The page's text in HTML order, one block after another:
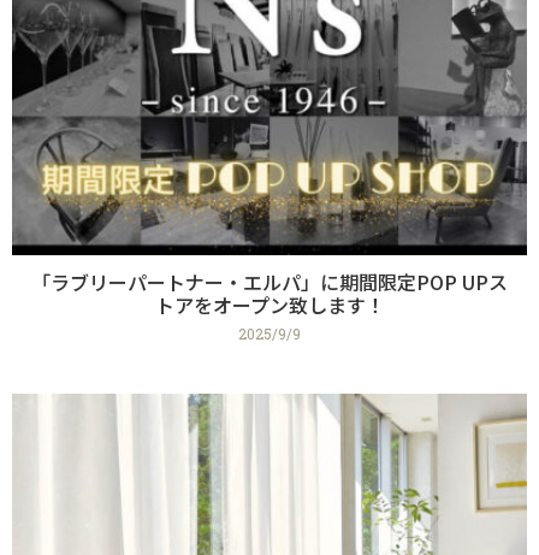
「ラブリーパートナー・エルパ」に期間限定POP UPス
トアをオープン致します！
2025/9/9